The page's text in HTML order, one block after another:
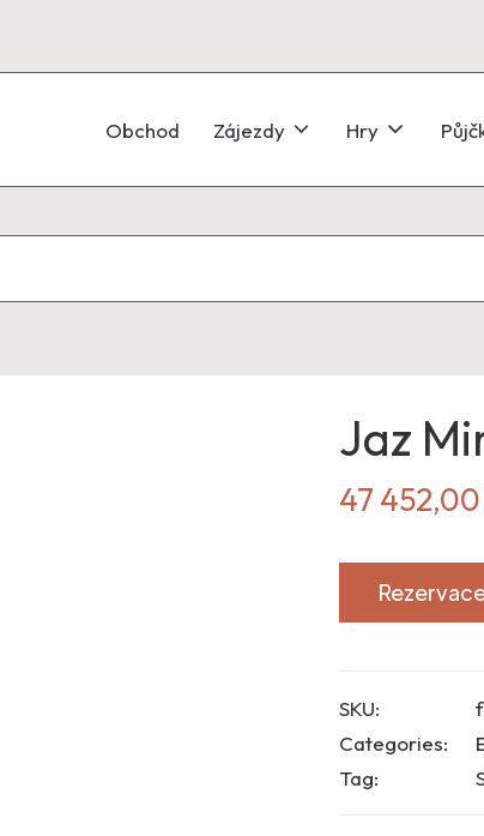
Obchod Zájezdy Hry
Jaz
47 452,00
SKU:
Categories:
Tag: